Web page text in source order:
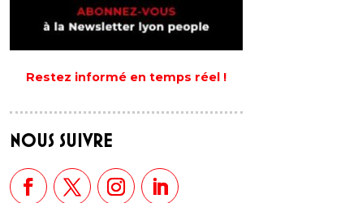
Restez informé en temps réel !
NOUS SUIVRE